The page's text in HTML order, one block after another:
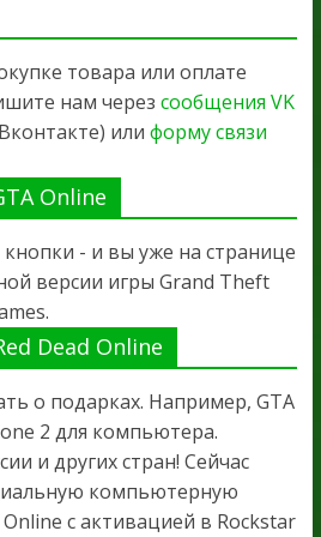
товара или оплате
нам через сообщения VK
или форму связи
Online
- и вы уже на странице
версии игры Grand Theft
Dead Online
о подарках. Например, GTA
2 для компьютера.
и других стран! Сейчас
компьютерную
с активацией в Rockstar